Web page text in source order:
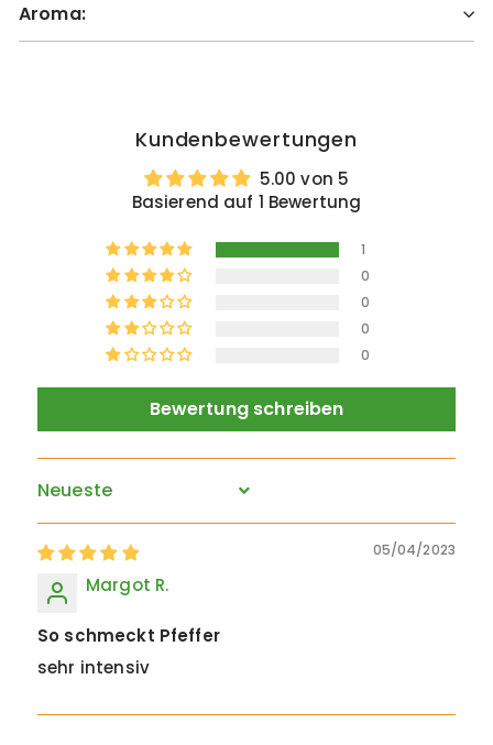
Aroma:
Kundenbewertungen
5.00 von 5
Basierend auf 1 Bewertung
1
0
0
0
0
Bewertung schreiben
Sort by
05/04/2023
Margot R.
So schmeckt Pfeffer
sehr intensiv